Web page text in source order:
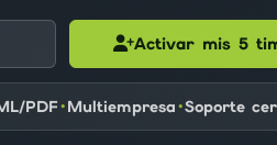
Activar mis 5
PDF Multiempresa Soporte